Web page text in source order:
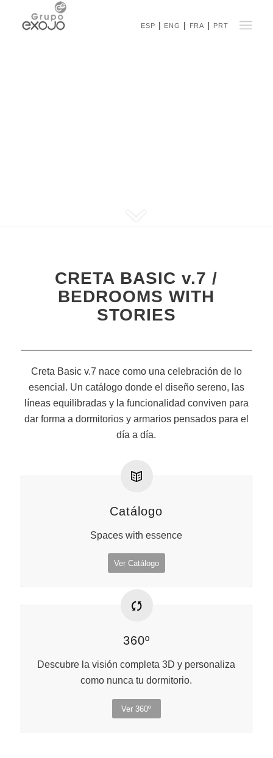
ESP ENG FRA PRT
CRETA BASIC v.7 /
BEDROOMS WITH
STORIES
Creta Basic v.7 nace como una celebración de lo
esencial. Un catálogo donde el diseño sereno, las
líneas equilibradas y la funcionalidad conviven para
dar forma a dormitorios y armarios pensados para el
día a día.
Catálogo
Spaces with essence
Ver Catálogo
360º
Descubre la visión completa 3D y personaliza
como nunca tu dormitorio.
Ver 360º